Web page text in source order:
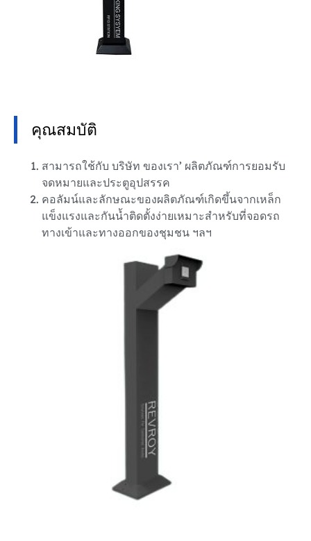
คุณสมบัติ
สามารถใช้กับ บริษัท ของเรา’ ผลิตภัณฑ์การยอมรับ
จดหมายและประตูอุปสรรค
คอลัมน์และลักษณะของผลิตภัณฑ์เกิดขึ้นจากเหล็ก
แข็งแรงและกันน้ำติดตั้งง่ายเหมาะสำหรับที่จอดรถ
ทางเข้าและทางออกของชุมชน ฯลฯ